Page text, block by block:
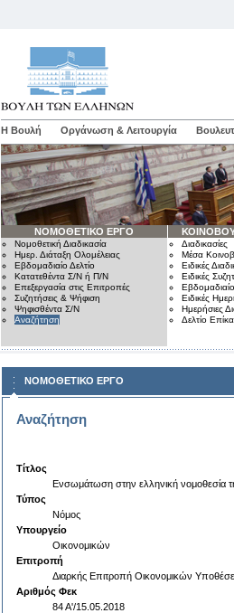
Η Βουλή Οργάνωση & Λειτουργία
ΝΟΜΟΘΕΤΙΚΟ ΕΡΓΟ
Νομοθετική Διαδικασία
Ημερ. Διάταξη Ολομέλειας
Εβδομαδιαίο Δελτίο
Κατατεθέντα Σ/Ν ή Π/Ν
Επεξεργασία στις Επιτροπές
Συζητήσεις & Ψήφιση
Ψηφισθέντα Σ/Ν
Αναζήτηση
Διαδικασίες
Μέσα
Ειδικές
Ειδικές
Εβδομαδιαίο
Ειδικές
Ημερήσιες
Δελτίο
ΝΟΜΟΘΕΤΙΚΟ ΕΡΓΟ
Αναζήτηση
Τίτλος
Eνσωμάτωση στην ελληνική νομοθεσία
Τύπος
Νόμος
Υπουργείο
Οικονομικών
Επιτροπή
Διαρκής Επιτροπή Οικονομικών
Αριθμός Φεκ
84 Α'/15.05.2018